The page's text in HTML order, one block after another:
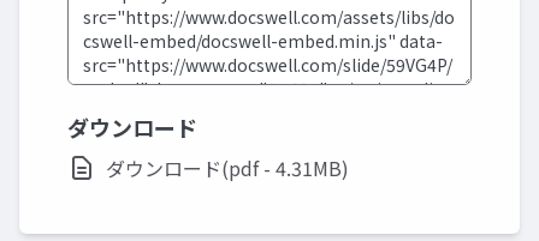
ダウンロード
ダウンロード(pdf - 4.31MB)